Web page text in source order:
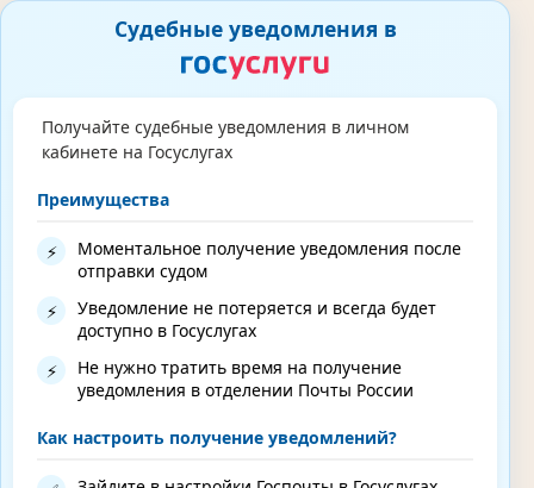
Судебные уведомления в
Получайте судебные уведомления в личном
кабинете на Госуслугах
Преимущества
⚡
Моментальное получение уведомления после
отправки судом
⚡
Уведомление не потеряется и всегда будет
доступно в Госуслугах
⚡
Не нужно тратить время на получение
уведомления в отделении Почты России
Как настроить получение уведомлений?